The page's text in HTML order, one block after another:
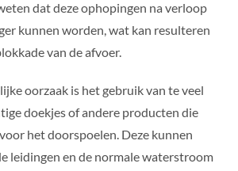
dat deze ophopingen na verloop
kunnen worden, wat kan resulteren
van de afvoer.
oorzaak is het gebruik van te veel
doekjes of andere producten die
het doorspoelen. Deze kunnen
leidingen en de normale waterstroom